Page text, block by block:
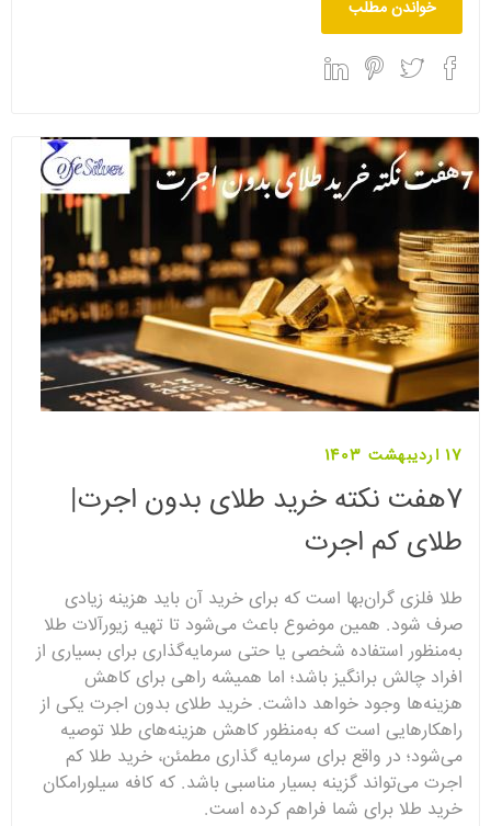
خواندن مطلب
17 اردیبهشت 1403
7هفت نکته خرید طلای بدون اجرت|
طلای کم اجرت
طلا فلزی گران‌بها است که برای خرید آن باید هزینه‌ زیادی
صرف شود. همین موضوع باعث می‌شود تا تهیه زیورآلات طلا
به‌منظور استفاده شخصی یا حتی سرمایه‌گذاری برای بسیاری از
افراد چالش برانگیز باشد؛ اما همیشه راهی برای کاهش
هزینه‌ها وجود خواهد داشت. خرید طلای بدون اجرت یکی از
راهکارهایی است که به‌منظور کاهش هزینه‌های طلا توصیه
می‌شود؛ در واقع برای سرمایه گذاری مطمئن، خرید طلا کم
اجرت می‌تواند گزینه بسیار مناسبی باشد. که کافه سیلورامکان
خرید طلا برای شما فراهم کرده است.